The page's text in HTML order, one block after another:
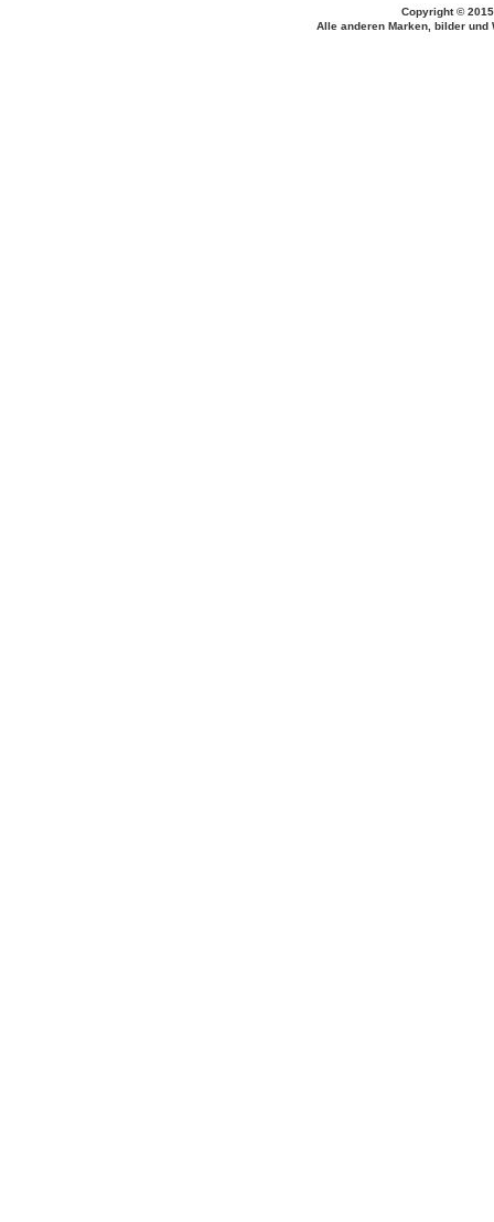
Copyright ©
Alle anderen Marken, bilder und